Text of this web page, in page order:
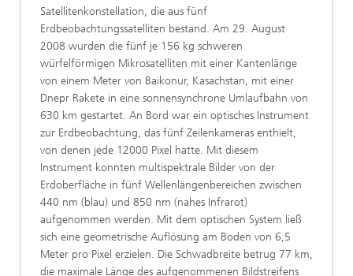
Satellitenkonstellation, die aus fünf
Erdbeobachtungssatelliten bestand. Am 29. August
2008 wurden die fünf je 156 kg schweren
würfelförmigen Mikrosatelliten mit einer Kantenlänge
von einem Meter von Baikonur, Kasachstan, mit einer
Dnepr Rakete in eine sonnensynchrone Umlaufbahn von
630 km gestartet. An Bord war ein optisches Instrument
zur Erdbeobachtung, das fünf Zeilenkameras enthielt,
von denen jede 12000 Pixel hatte. Mit diesem
Instrument konnten multispektrale Bilder von der
Erdoberfläche in fünf Wellenlängenbereichen zwischen
440 nm (blau) und 850 nm (nahes Infrarot)
aufgenommen werden. Mit dem optischen System ließ
sich eine geometrische Auflösung am Boden von 6,5
Meter pro Pixel erzielen. Die Schwadbreite betrug 77 km,
die maximale Länge des aufgenommenen Bildstreifens